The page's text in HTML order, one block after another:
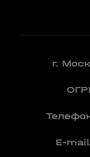
г.
E-